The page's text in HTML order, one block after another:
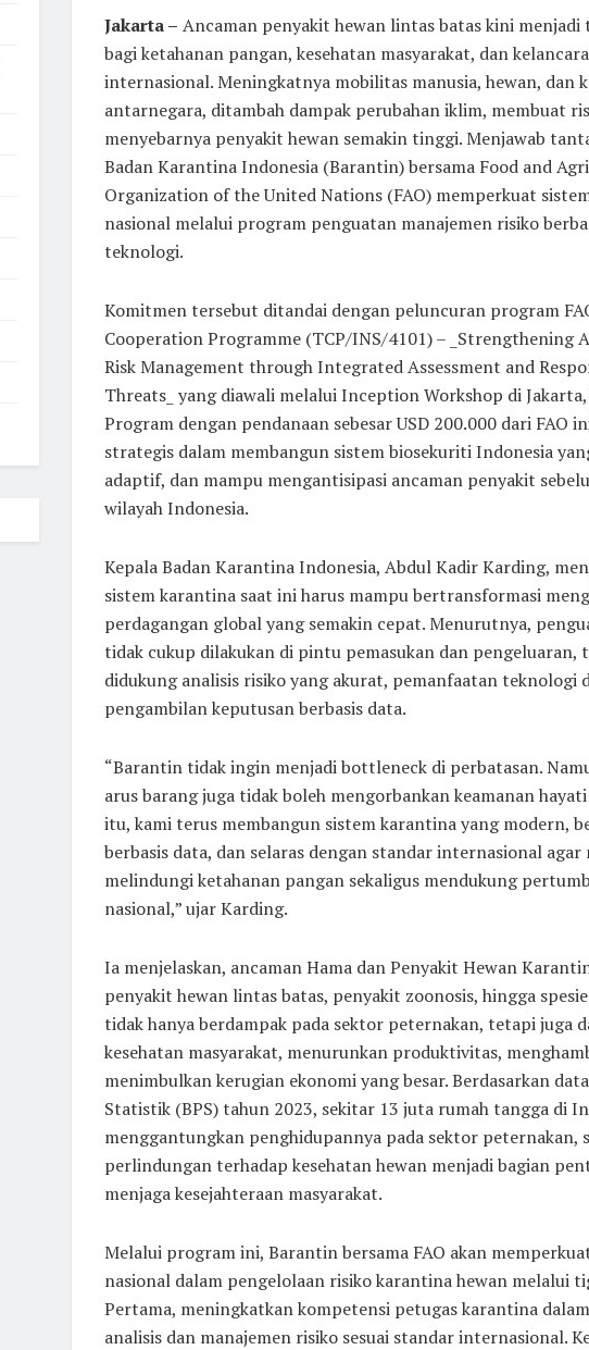
Jakarta – Ancaman penyakit hewan lintas batas kini
bagi ketahanan pangan, kesehatan masyarakat, dan
internasional. Meningkatnya mobilitas manusia, hewan, dan
antarnegara, ditambah dampak perubahan iklim, membuat
menyebarnya penyakit hewan semakin tinggi. Menjawab
Badan Karantina Indonesia (Barantin) bersama Food and
Organization of the United Nations (FAO) memperkuat
nasional melalui program penguatan manajemen risiko
teknologi.
Komitmen tersebut ditandai dengan peluncuran program
Cooperation Programme (TCP/INS/4101) – _Strengthening
Risk Management through Integrated Assessment and
Threats_ yang diawali melalui Inception Workshop di Jakarta,
Program dengan pendanaan sebesar USD 200.000 dari FAO
strategis dalam membangun sistem biosekuriti Indonesia
adaptif, dan mampu mengantisipasi ancaman penyakit
wilayah Indonesia.
Kepala Badan Karantina Indonesia, Abdul Kadir Karding,
sistem karantina saat ini harus mampu bertransformasi
perdagangan global yang semakin cepat. Menurutnya,
tidak cukup dilakukan di pintu pemasukan dan pengeluaran,
didukung analisis risiko yang akurat, pemanfaatan teknologi
pengambilan keputusan berbasis data.
“Barantin tidak ingin menjadi bottleneck di perbatasan.
arus barang juga tidak boleh mengorbankan keamanan
itu, kami terus membangun sistem karantina yang modern,
berbasis data, dan selaras dengan standar internasional agar
melindungi ketahanan pangan sekaligus mendukung
nasional,” ujar Karding.
Ia menjelaskan, ancaman Hama dan Penyakit Hewan
penyakit hewan lintas batas, penyakit zoonosis, hingga
tidak hanya berdampak pada sektor peternakan, tetapi juga
kesehatan masyarakat, menurunkan produktivitas,
menimbulkan kerugian ekonomi yang besar. Berdasarkan
Statistik (BPS) tahun 2023, sekitar 13 juta rumah tangga di
menggantungkan penghidupannya pada sektor peternakan,
perlindungan terhadap kesehatan hewan menjadi bagian
menjaga kesejahteraan masyarakat.
Melalui program ini, Barantin bersama FAO akan
nasional dalam pengelolaan risiko karantina hewan melalui
Pertama, meningkatkan kompetensi petugas karantina
analisis dan manajemen risiko sesuai standar internasional.